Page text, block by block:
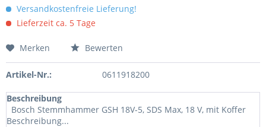
Versandkostenfreie Lieferung!
Lieferzeit ca. 5 Tage
Merken Bewerten
Artikel-Nr.: 0611918200
Beschreibung
Bosch Stemmhammer GSH 18V-5, SDS Max, 18 V, mit Koffer
Beschreibung...